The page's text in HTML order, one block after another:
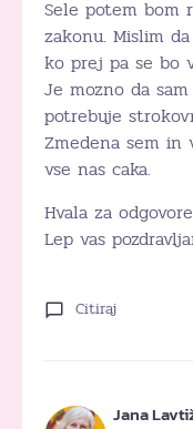
Sele potem bom
zakonu. Mislim
ko prej pa se bo
Je mozno da
potrebuje
Zmedena sem in
vse nas caka.
Hvala za
Lep vas
Citiraj
Jana